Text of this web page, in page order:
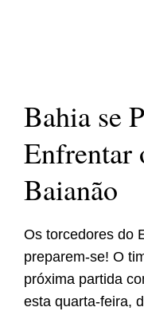
Bahia se
Enfrentar
Baianão
Os torcedores do
preparem-se! O
próxima partida
esta quarta-feira,